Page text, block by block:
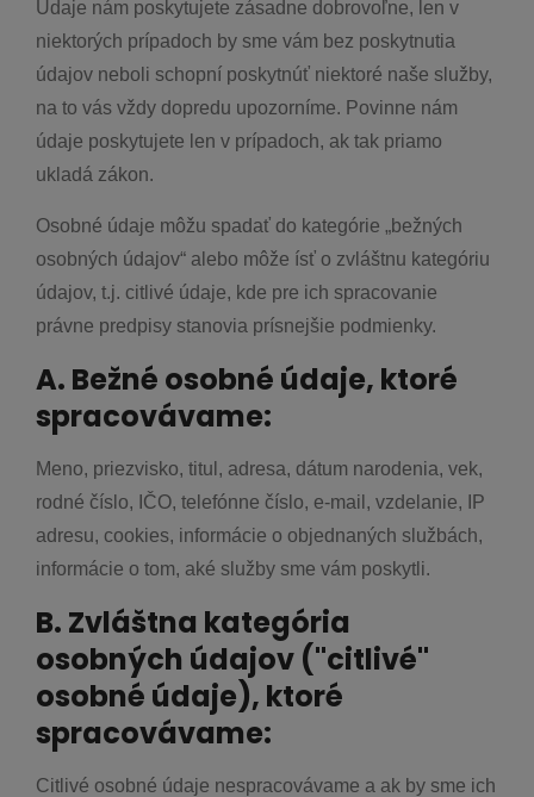
Údaje nám poskytujete zásadne dobrovoľne, len v
niektorých prípadoch by sme vám bez poskytnutia
údajov neboli schopní poskytnúť niektoré naše služby,
na to vás vždy dopredu upozorníme. Povinne nám
údaje poskytujete len v prípadoch, ak tak priamo
ukladá zákon.
Osobné údaje môžu spadať do kategórie „bežných
osobných údajov“ alebo môže ísť o zvláštnu kategóriu
údajov, t.j. citlivé údaje, kde pre ich spracovanie
právne predpisy stanovia prísnejšie podmienky.
A. Bežné osobné údaje, ktoré
spracovávame:
Meno, priezvisko, titul, adresa, dátum narodenia, vek,
rodné číslo, IČO, telefónne číslo, e-mail, vzdelanie, IP
adresu, cookies, informácie o objednaných službách,
informácie o tom, aké služby sme vám poskytli.
B. Zvláštna kategória
osobných údajov ("citlivé"
osobné údaje), ktoré
spracovávame:
Citlivé osobné údaje nespracovávame a ak by sme ich